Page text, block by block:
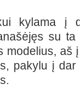
kylama į
su
modelius, aš
pakylu į